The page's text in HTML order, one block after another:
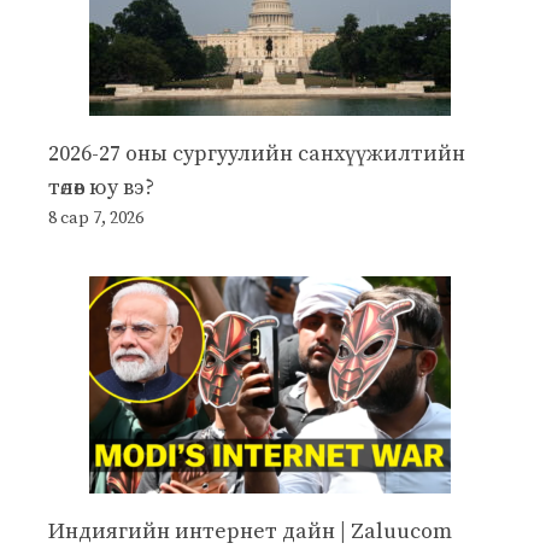
2026-27 оны сургуулийн санхүүжилтийн
төлөв юу вэ?
8 сар 7, 2026
Индиягийн интернет дайн | Zaluucom